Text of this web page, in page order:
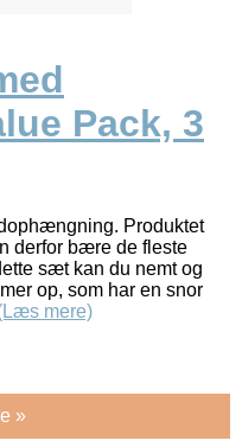
Pack, 3
Produktet
derfor bære de fleste
sæt kan du nemt og
op, som har en snor
mere)
»